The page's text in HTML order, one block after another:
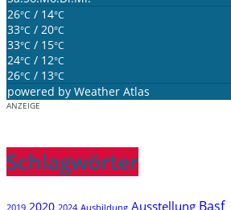
26°C / 14°C
33°C / 20°C
33°C / 15°C
24°C / 12°C
26°C / 13°C
powered by Weather Atlas
ANZEIGE
Schlagwörter
2019 2020 2024 Basf